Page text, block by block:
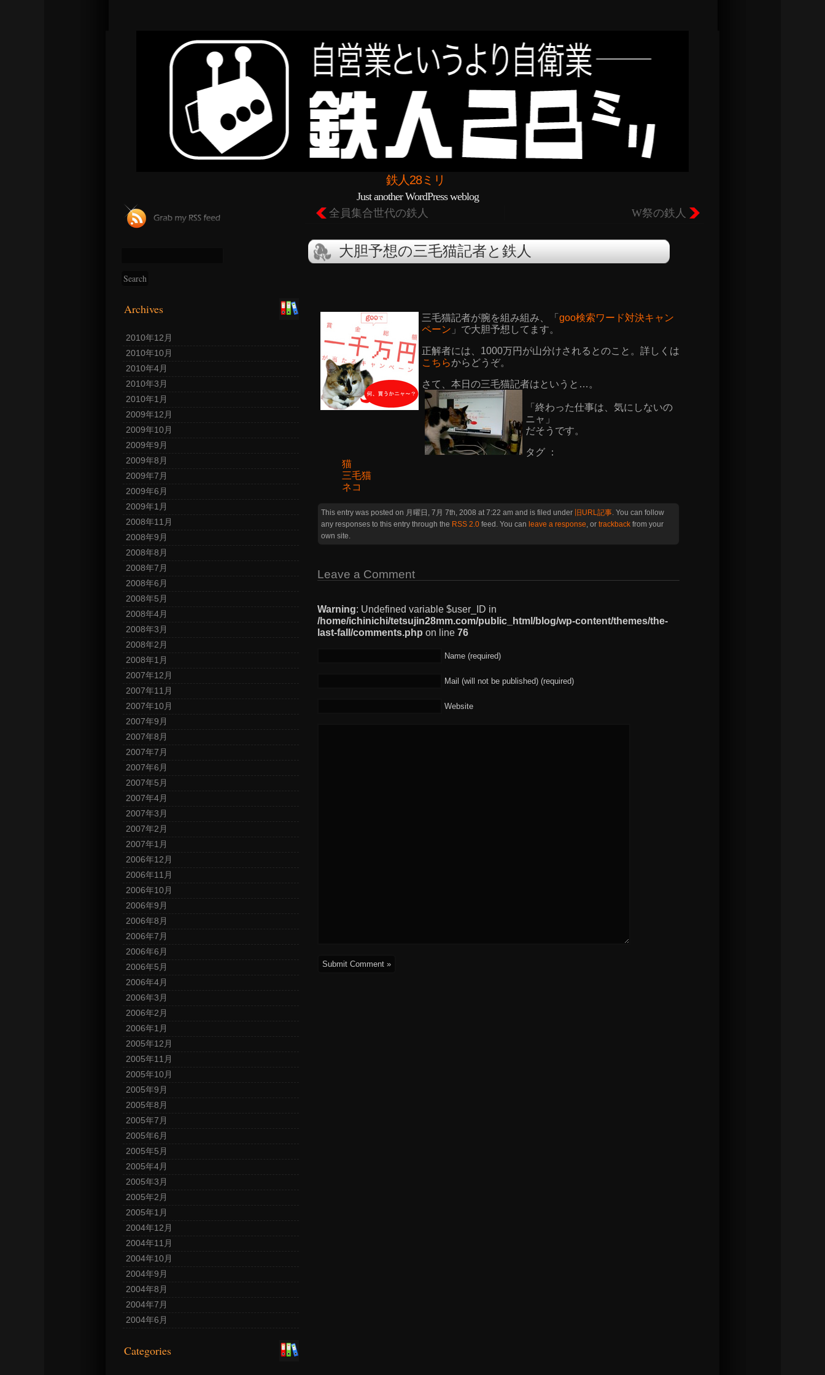
鉄人28ミリ
Just another WordPress weblog
Archives
2010年12月
2010年10月
2010年4月
2010年3月
2010年1月
2009年12月
2009年10月
2009年9月
2009年8月
2009年7月
2009年6月
2009年1月
2008年11月
2008年9月
2008年8月
2008年7月
2008年6月
2008年5月
2008年4月
2008年3月
2008年2月
2008年1月
2007年12月
2007年11月
2007年10月
2007年9月
2007年8月
2007年7月
2007年6月
2007年5月
2007年4月
2007年3月
2007年2月
2007年1月
2006年12月
2006年11月
2006年10月
2006年9月
2006年8月
2006年7月
2006年6月
2006年5月
2006年4月
2006年3月
2006年2月
2006年1月
2005年12月
2005年11月
2005年10月
2005年9月
2005年8月
2005年7月
2005年6月
2005年5月
2005年4月
2005年3月
2005年2月
2005年1月
2004年12月
2004年11月
2004年10月
2004年9月
2004年8月
2004年7月
2004年6月
Categories
全員集合世代の鉄人 W祭の鉄人
大胆予想の三毛猫記者と鉄人
三毛猫記者が腕を組み組み、「 goo検索ワード対決キャン
ペーン 」で大胆予想してます。
正解者には、1000万円が山分けされるとのこと。詳しくは
こちらからどうぞ。
さて、本日の三毛猫記者はというと…。
「終わった仕事は、気にしないの
ニャ」
だそうです。
タグ ：
猫
三毛猫
ネコ
This entry was posted on 月曜日, 7月 7th, 2008 at 7:22 am and is filed under 旧URL記事 . You can follow
any responses to this entry through the RSS 2.0 feed. You can leave a response , or trackback from your
own site.
Leave a Comment
Warning: Undefined variable $user_ID in
/home/ichinichi/tetsujin28mm.com/public_html/blog/wp-content/themes/the-
last-fall/comments.php on line 76
Name (required)
Mail (will not be published) (required)
Website